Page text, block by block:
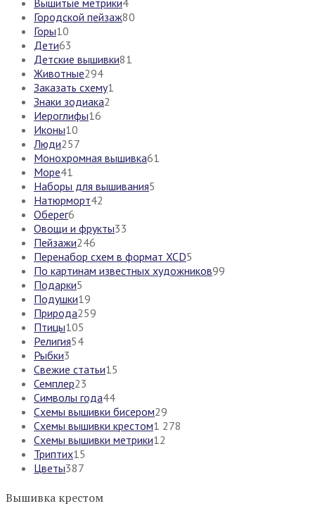
Вышитые метрики4
Городской пейзаж80
Горы10
Дети63
Детские вышивки81
Животные294
Заказать схему1
Знаки зодиака2
Иероглифы16
Иконы10
Люди257
Монохромная вышивка61
Море41
Наборы для вышивания5
Натюрморт42
Оберег6
Овощи и фрукты33
Пейзажи246
Перенабор схем в формат XCD5
По картинам известных художников99
Подарки5
Подушки19
Природа259
Птицы105
Религия54
Рыбки3
Свежие статьи15
Семплер23
Символы года44
Схемы вышивки бисером29
Схемы вышивки крестом1 278
Схемы вышивки метрики12
Триптих15
Цветы387
Вышивка крестом